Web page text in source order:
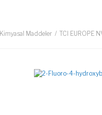
Kimyasal Maddeler TCI EUROPE